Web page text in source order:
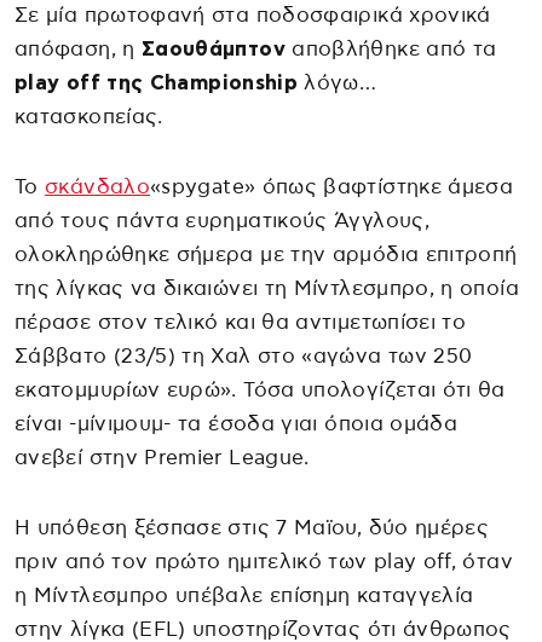
Σε μία πρωτοφανή στα ποδοσφαιρικά χρονικά
απόφαση, η Σαουθάμπτοναποβλήθηκε από τα
play off της Championship λόγω…
κατασκοπείας.
Το σκάνδαλο«spygate» όπως βαφτίστηκε άμεσα
από τους πάντα ευρηματικούς Άγγλους,
ολοκληρώθηκε σήμερα με την αρμόδια επιτροπή
της λίγκας να δικαιώνει τη Μίντλεσμπρο, η οποία
πέρασε στον τελικό και θα αντιμετωπίσει το
Σάββατο (23/5) τη Χαλ στο «αγώνα των 250
εκατομμυρίων ευρώ». Τόσα υπολογίζεται ότι θα
είναι -μίνιμουμ- τα έσοδα γιαι όποια ομάδα
ανεβεί στην Premier League.
Η υπόθεση ξέσπασε στις 7 Μαϊου, δύο ημέρες
πριν από τον πρώτο ημιτελικό των play off, όταν
η Μίντλεσμπρο υπέβαλε επίσημη καταγγελία
στην λίγκα (EFL) υποστηρίζοντας ότι άνθρωπος